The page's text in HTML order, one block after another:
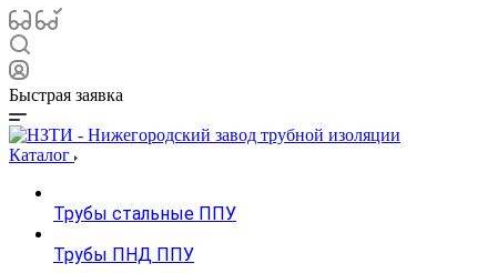
Быстрая заявка
Каталог
Трубы стальные ППУ
Трубы ПНД ППУ